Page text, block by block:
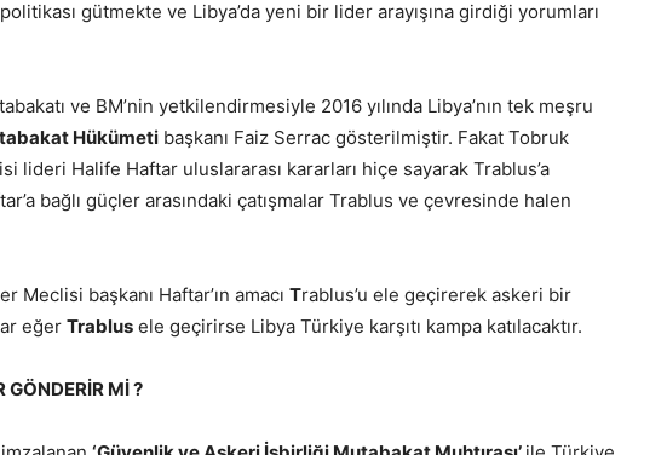
gütmekte ve Libya’da yeni bir lider arayışına girdiği yorumları
ve BM’nin yetkilendirmesiyle 2016 yılında Libya’nın tek meşru
Hükümeti başkanı Faiz Serrac gösterilmiştir. Fakat Tobruk
lideri Halife Haftar uluslararası kararları hiçe sayarak Trablus’a
bağlı güçler arasındaki çatışmalar Trablus ve çevresinde halen
başkanı Haftar’ın amacı Trablus’u ele geçirerek askeri bir
eğer Trablus ele geçirirse Libya Türkiye karşıtı kampa katılacaktır.
GÖNDERİR Mİ ?